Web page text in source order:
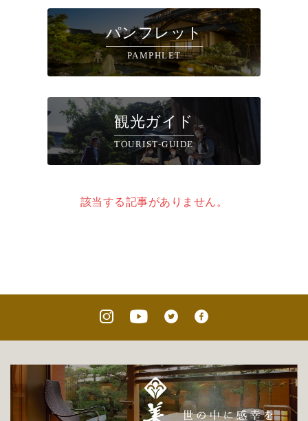
パンフレット
PAMPHLET
観光ガイド
TOURIST-GUIDE
該当する記事がありません。